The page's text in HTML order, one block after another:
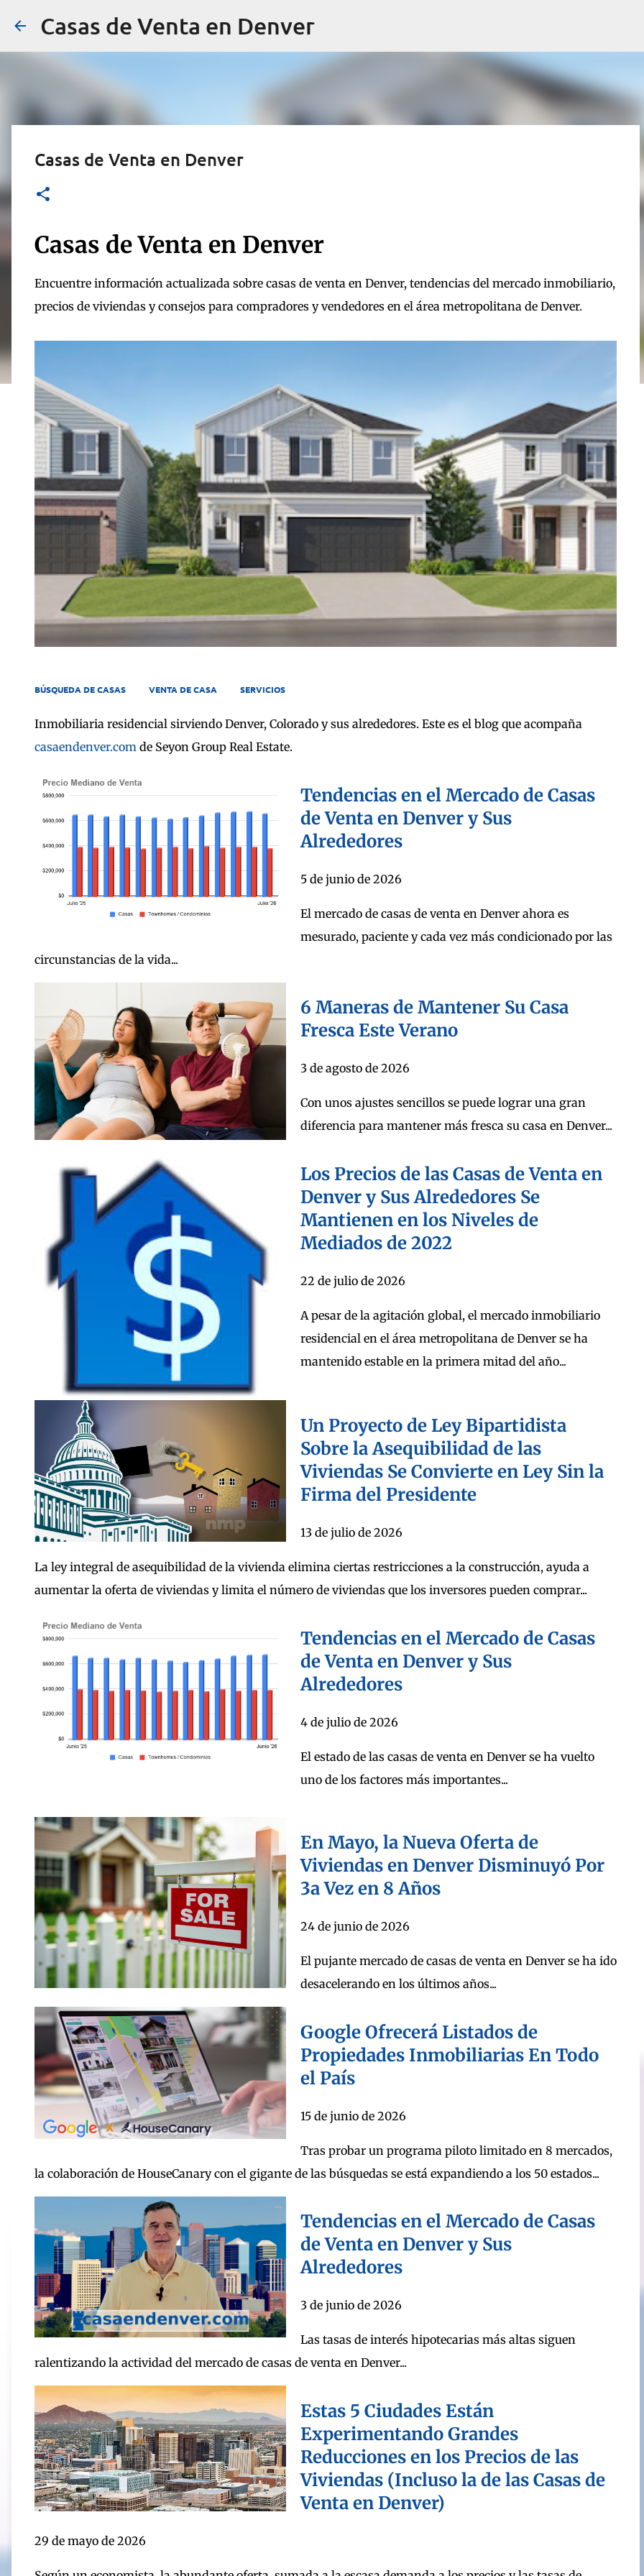
Casas de Venta en Denver
Casas de Venta en Denver
Casas de Venta en Denver
Encuentre información actualizada sobre casas de venta en Denver, tendencias del mercado inmobiliario,
precios de viviendas y consejos para compradores y vendedores en el área metropolitana de Denver.
BÚSQUEDA DE CASAS VENTA DE CASA SERVICIOS
Inmobiliaria residencial sirviendo Denver, Colorado y sus alrededores. Este es el blog que acompaña
casaendenver.com de Seyon Group Real Estate.
Tendencias en el Mercado de Casas
de Venta en Denver y Sus
Alrededores
5 de junio de 2026
El mercado de casas de venta en Denver ahora es
mesurado, paciente y cada vez más condicionado por las
circunstancias de la vida...
6 Maneras de Mantener Su Casa
Fresca Este Verano
3 de agosto de 2026
Con unos ajustes sencillos se puede lograr una gran
diferencia para mantener más fresca su casa en Denver...
Los Precios de las Casas de Venta en
Denver y Sus Alrededores Se
Mantienen en los Niveles de
Mediados de 2022
22 de julio de 2026
A pesar de la agitación global, el mercado inmobiliario
residencial en el área metropolitana de Denver se ha
mantenido estable en la primera mitad del año...
Un Proyecto de Ley Bipartidista
Sobre la Asequibilidad de las
Viviendas Se Convierte en Ley Sin la
Firma del Presidente
13 de julio de 2026
La ley integral de asequibilidad de la vivienda elimina ciertas restricciones a la construcción, ayuda a
aumentar la oferta de viviendas y limita el número de viviendas que los inversores pueden comprar...
Tendencias en el Mercado de Casas
de Venta en Denver y Sus
Alrededores
4 de julio de 2026
El estado de las casas de venta en Denver se ha vuelto
uno de los factores más importantes...
En Mayo, la Nueva Oferta de
Viviendas en Denver Disminuyó Por
3a Vez en 8 Años
24 de junio de 2026
El pujante mercado de casas de venta en Denver se ha ido
desacelerando en los últimos años...
Google Ofrecerá Listados de
Propiedades Inmobiliarias En Todo
el País
15 de junio de 2026
Tras probar un programa piloto limitado en 8 mercados,
la colaboración de HouseCanary con el gigante de las búsquedas se está expandiendo a los 50 estados...
Tendencias en el Mercado de Casas
de Venta en Denver y Sus
Alrededores
3 de junio de 2026
Las tasas de interés hipotecarias más altas siguen
ralentizando la actividad del mercado de casas de venta en Denver...
Estas 5 Ciudades Están
Experimentando Grandes
Reducciones en los Precios de las
Viviendas (Incluso la de las Casas de
Venta en Denver)
29 de mayo de 2026